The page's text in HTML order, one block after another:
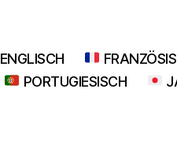
ENGLISCH
PORTUGIESISCH